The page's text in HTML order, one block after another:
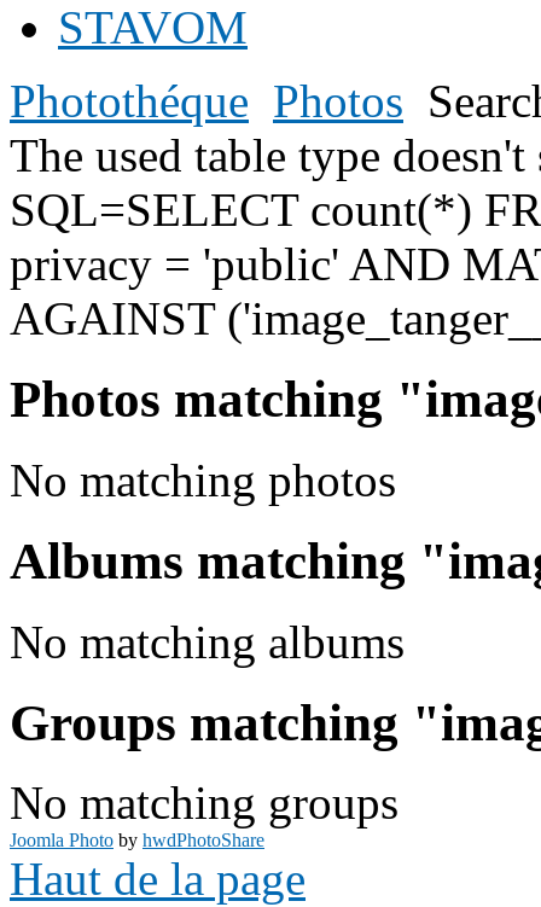
STAVOM
Photothéque Photos
The used table type
SQL=SELECT count(*)
privacy = 'public' AND
AGAINST
Photos matching
No matching photos
Albums matching
No matching albums
Groups matching
No matching groups
Joomla Photo by hwdPhotoShare
Haut de la page